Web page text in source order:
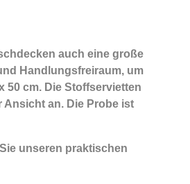
auch eine große
Handlungsfreiraum, um
50 cm. Die Stoffservietten
an. Die Probe ist
unseren praktischen